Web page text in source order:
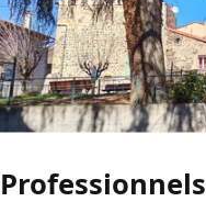
Professionnels